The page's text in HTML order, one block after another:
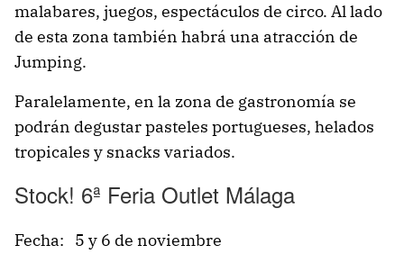
malabares, juegos, espectáculos de circo. Al lado
de esta zona también habrá una atracción de
Jumping.
Paralelamente, en la zona de gastronomía se
podrán degustar pasteles portugueses, helados
tropicales y snacks variados.
Stock! 6ª Feria Outlet Málaga
Fecha: 5 y 6 de noviembre